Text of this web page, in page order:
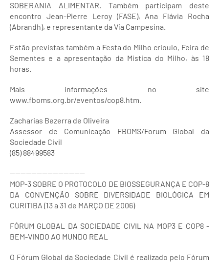
SOBERANIA ALIMENTAR. Também participam deste
encontro Jean-Pierre Leroy (FASE), Ana Flávia Rocha
(Abrandh), e representante da Vía Campesina.
Estão previstas também a Festa do Milho crioulo, Feira de
Sementes e a apresentação da Mística do Milho, às 18
horas.
Mais informações no site
www.fboms.org.br/eventos/cop8.htm.
Zacharias Bezerra de Oliveira
Assessor de Comunicação FBOMS/Forum Global da
Sociedade Civil
(85) 88499583
----------------------------
MOP-3 SOBRE O PROTOCOLO DE BIOSSEGURANÇA E COP-8
DA CONVENÇÃO SOBRE DIVERSIDADE BIOLÓGICA EM
CURITIBA (13 a 31 de MARÇO DE 2006)
FÓRUM GLOBAL DA SOCIEDADE CIVIL NA MOP3 E COP8 -
BEM-VINDO AO MUNDO REAL
O Fórum Global da Sociedade Civil é realizado pelo Fórum